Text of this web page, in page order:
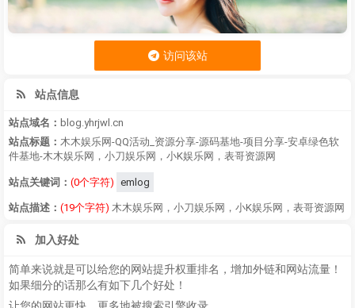
访问该站
站点信息
站点域名： blog.yhrjwl.cn
站点标题： 木木娱乐网-QQ活动_资源分享-源码基地-项目分享-安卓绿色软
件基地-木木娱乐网，小刀娱乐网，小K娱乐网，表哥资源网
站点关键词： (0个字符) emlog
站点描述： (19个字符) 木木娱乐网，小刀娱乐网，小K娱乐网，表哥资源网
加入好处
简单来说就是可以给您的网站提升权重排名，增加外链和网站流量！
如果细分的话那么有如下几个好处！
让您的网站更快、更多地被搜索引擎收录